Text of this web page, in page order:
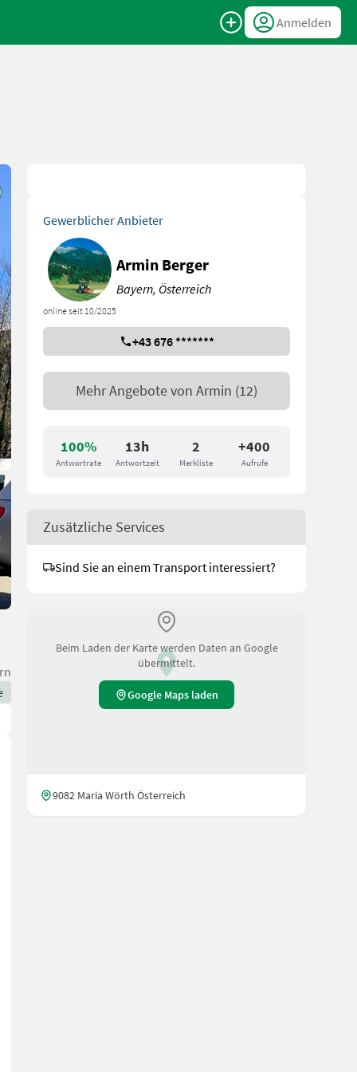
Anmelden
100%
Antwortrate
13h
Antwortzeit
2
Merkliste
+400
Aufrufe
Gewerblicher Anbieter
online seit 10/2025
Armin Berger
Bayern, Österreich
+43 676 *******
Mehr Angebote von Armin (12)
Zusätzliche Services
Sind Sie an einem Transport interessiert?
Beim Laden der Karte werden Daten an Google
übermittelt.
Google Maps laden
9082 Maria Wörth Österreich